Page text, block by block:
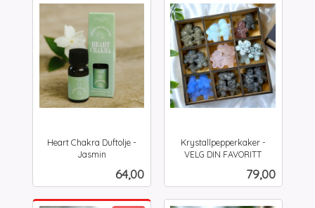
Heart Chakra Duftolje -
Jasmin
Pris
64,00
Krystallpepperkaker -
VELG DIN FAVORITT
Pris
79,00